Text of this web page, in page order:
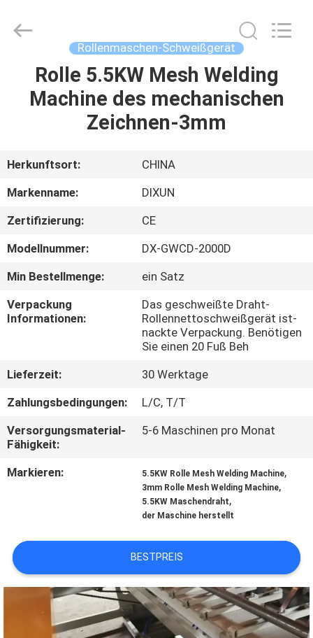
HAUS
PRODUKTE
VR-
SHOW
ÜBER
UNS
FABRIK-
AUSFLUG
QUALITÄTSKONTROLLE
TRETEN
SIE
FORDERN
SIE EIN
ZITAT
Mesh
Products
Rollenmaschen-Schweißgerät
Rolle 5.5KW Mesh Welding
Machine des mechanischen
Zeichnen-3mm
Herkunftsort:
CHINA
Markenname:
DIXUN
Zertifizierung:
CE
Modellnummer:
DX-GWCD-2000D
Min Bestellmenge:
ein Satz
Verpackung
Informationen:
Das geschweißte Draht-
Rollennettoschweißgerät ist-
nackte Verpackung. Benötigen
Sie einen 20 Fuß Beh
Lieferzeit:
30 Werktage
Zahlungsbedingungen:
L/C, T/T
Versorgungsmaterial-
Fähigkeit:
5-6 Maschinen pro Monat
Markieren: 5.5KW Rolle Mesh Welding Machine,
3mm Rolle Mesh Welding Machine,
5.5KW Maschendraht,
der Maschine herstellt
BESTPREIS